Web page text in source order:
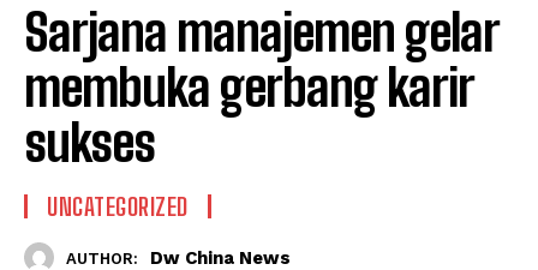
Sarjana manajemen gelar
membuka gerbang karir
sukses
UNCATEGORIZED
AUTHOR: Dw China News